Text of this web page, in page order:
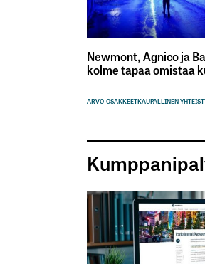
Newmont, Agnico ja
kolme tapaa omistaa
ARVO-OSAKKEETKAUPALLINEN